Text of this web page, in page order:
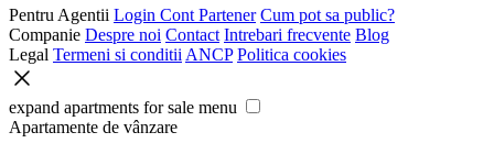
Pentru Agentii Login Cont Partener Cum pot sa public?
Companie Despre noi Contact Intrebari frecvente Blog
Legal Termeni si conditii ANCP Politica cookies
expand apartments for sale menu
Apartamente de vânzare